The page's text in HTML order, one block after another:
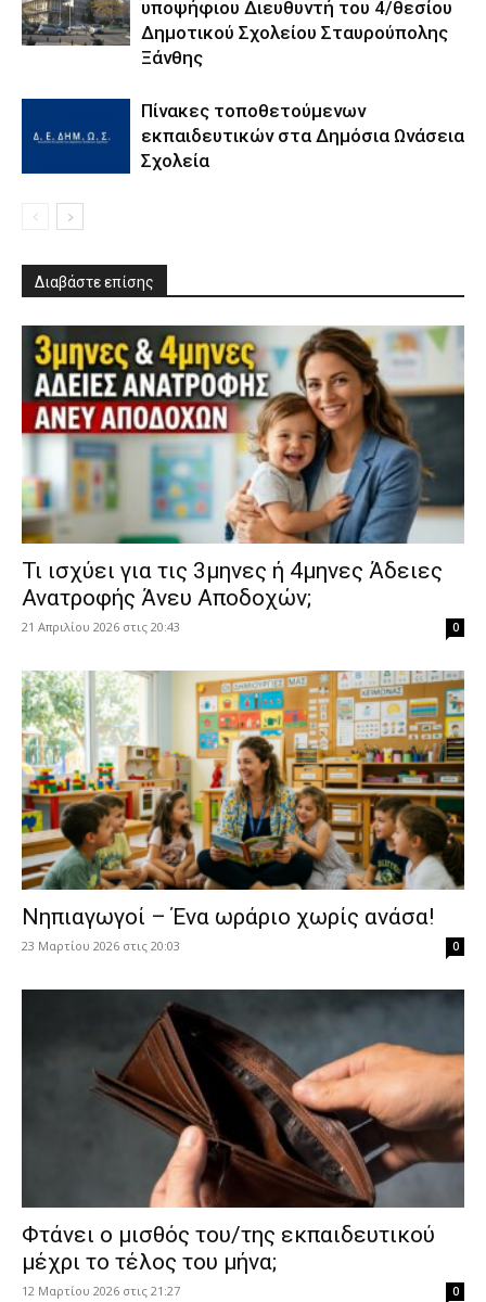
υποψήφιου Διευθυντή του 4/θεσίου
Δημοτικού Σχολείου Σταυρούπολης
Ξάνθης
Πίνακες τοποθετούμενων
εκπαιδευτικών στα Δημόσια Ωνάσεια
Σχολεία
Διαβάστε επίσης
​Τι ισχύει για τις 3μηνες ή 4μηνες Άδειες
Ανατροφής Άνευ Αποδοχών;
21 Απριλίου 2026 στις 20:43 0
Νηπιαγωγοί – Ένα ωράριο χωρίς ανάσα!
23 Μαρτίου 2026 στις 20:03 0
Φτάνει ο μισθός του/της εκπαιδευτικού
μέχρι το τέλος του μήνα;
12 Μαρτίου 2026 στις 21:27 0